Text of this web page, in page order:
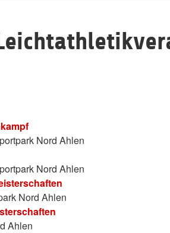
Nord Ahlen
Nord Ahlen
Nord Ahlen
Ahlen